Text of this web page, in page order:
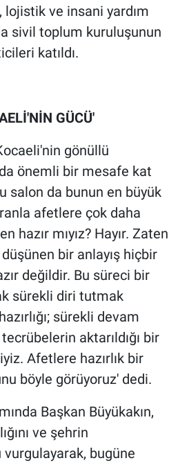
ve insani yardım
sivil toplum kuruluşunun
katıldı.
GÜCÜ'
gönüllü
önemli bir mesafe kat
salon da bunun en büyük
afetlere çok daha
hazır mıyız? Hayır. Zaten
bir anlayış hiçbir
değildir. Bu süreci bir
sürekli diri tutmak
sürekli devam
aktarıldığı bir
Afetlere hazırlık bir
böyle görüyoruz' dedi.
Başkan Büyükakın,
ve şehrin
vurgulayarak, bugüne